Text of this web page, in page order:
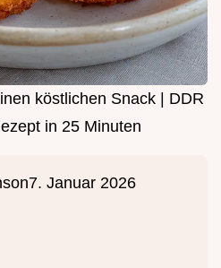
köstlichen Snack | DDR
in 25 Minuten
7. Januar 2026